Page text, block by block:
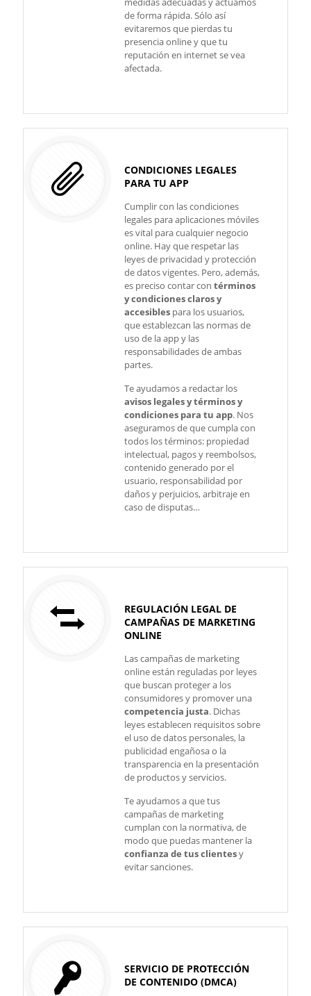
de forma rápida. Sólo así
evitaremos que pierdas tu
presencia online y que tu
reputación en internet se vea
afectada.
CONDICIONES LEGALES
PARA TU APP
Cumplir con las condiciones
legales para aplicaciones móviles
es vital para cualquier negocio
online. Hay que respetar las
leyes de privacidad y protección
de datos vigentes. Pero, además,
es preciso contar con términos
y condiciones claros y
accesibles para los usuarios,
que establezcan las normas de
uso de la app y las
responsabilidades de ambas
partes.
Te ayudamos a redactar los
avisos legales y términos y
condiciones para tu app. Nos
aseguramos de que cumpla con
todos los términos: propiedad
intelectual, pagos y reembolsos,
contenido generado por el
usuario, responsabilidad por
daños y perjuicios, arbitraje en
caso de disputas…
REGULACIÓN LEGAL DE
CAMPAÑAS DE MARKETING
ONLINE
Las campañas de marketing
online están reguladas por leyes
que buscan proteger a los
consumidores y promover una
competencia justa. Dichas
leyes establecen requisitos sobre
el uso de datos personales, la
publicidad engañosa o la
transparencia en la presentación
de productos y servicios.
Te ayudamos a que tus
campañas de marketing
cumplan con la normativa, de
modo que puedas mantener la
confianza de tus clientesy
evitar sanciones.
SERVICIO DE PROTECCIÓN
DE CONTENIDO (DMCA)